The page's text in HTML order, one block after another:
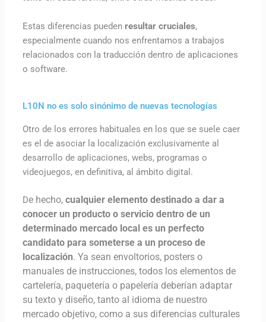
Estas diferencias pueden resultar cruciales,
especialmente cuando nos enfrentamos a trabajos
relacionados con la traducción dentro de aplicaciones
o software.
L10N no es solo sinónimo de nuevas tecnologías
Otro de los errores habituales en los que se suele caer
es el de asociar la localización exclusivamente al
desarrollo de aplicaciones, webs, programas o
videojuegos, en definitiva, al ámbito digital.
De hecho, cualquier elemento destinado a dar a
conocer un producto o servicio dentro de un
determinado mercado local es un perfecto
candidato para someterse a un proceso de
localización. Ya sean envoltorios, posters o
manuales de instrucciones, todos los elementos de
cartelería, paquetería o papelería deberían adaptar
su texto y diseño, tanto al idioma de nuestro
mercado objetivo, como a sus diferencias culturales